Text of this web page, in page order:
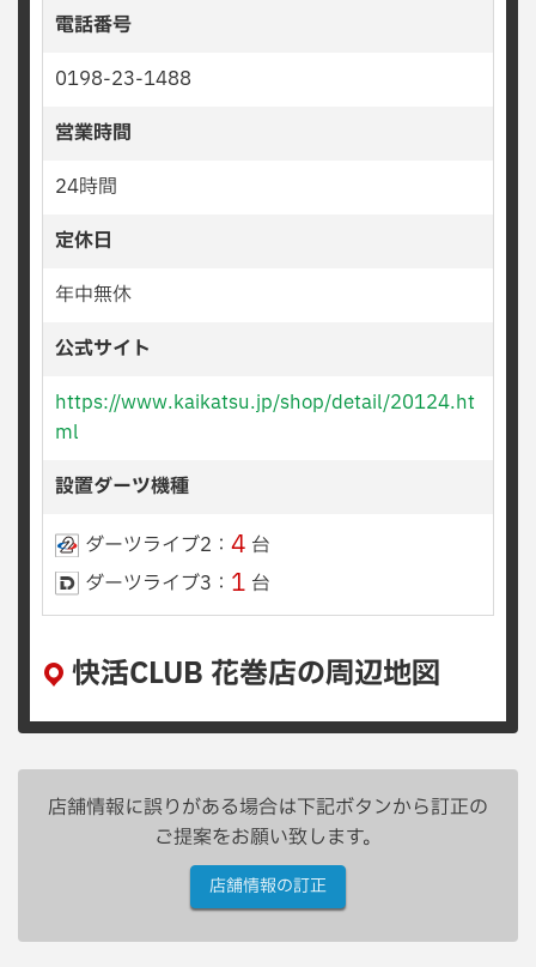
電話番号
0198-23-1488
営業時間
24時間
定休日
年中無休
公式サイト
https://www.kaikatsu.jp/shop/detail/20124.ht
ml
設置ダーツ機種
ダーツライブ2： 4 台
ダーツライブ3： 1 台
快活CLUB 花巻店の周辺地図
店舗情報に誤りがある場合は下記ボタンから訂正の
ご提案をお願い致します。
店舗情報の訂正